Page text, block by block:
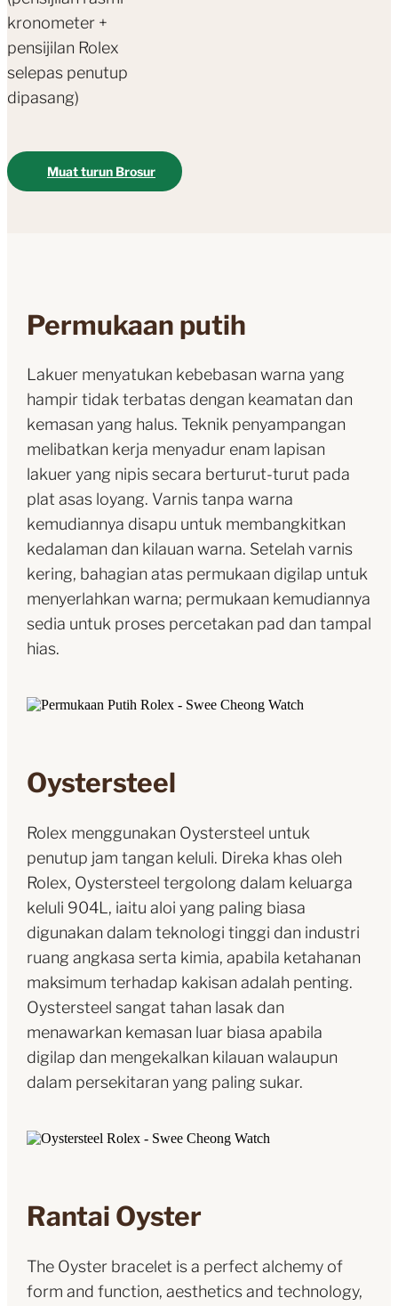
kronometer +
pensijilan Rolex
selepas penutup
dipasang)
Muat turun Brosur
Permukaan putih
Lakuer menyatukan kebebasan warna yang
hampir tidak terbatas dengan keamatan dan
kemasan yang halus. Teknik penyampangan
melibatkan kerja menyadur enam lapisan
lakuer yang nipis secara berturut-turut pada
plat asas loyang. Varnis tanpa warna
kemudiannya disapu untuk membangkitkan
kedalaman dan kilauan warna. Setelah varnis
kering, bahagian atas permukaan digilap untuk
menyerlahkan warna; permukaan kemudiannya
sedia untuk proses percetakan pad dan tampal
hias.
Oystersteel
Rolex menggunakan Oystersteel untuk
penutup jam tangan keluli. Direka khas oleh
Rolex, Oystersteel tergolong dalam keluarga
keluli 904L, iaitu aloi yang paling biasa
digunakan dalam teknologi tinggi dan industri
ruang angkasa serta kimia, apabila ketahanan
maksimum terhadap kakisan adalah penting.
Oystersteel sangat tahan lasak dan
menawarkan kemasan luar biasa apabila
digilap dan mengekalkan kilauan walaupun
dalam persekitaran yang paling sukar.
Rantai Oyster
The Oyster bracelet is a perfect alchemy of
form and function, aesthetics and technology,